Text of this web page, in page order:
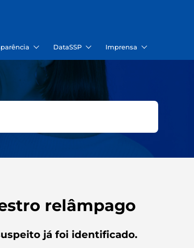
DataSSP Imprensa
relâmpago
já foi identificado.